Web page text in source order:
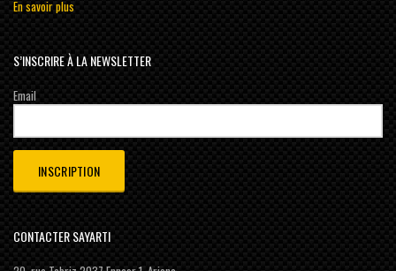
En savoir plus
S’INSCRIRE À LA NEWSLETTER
Email
CONTACTER SAYARTI